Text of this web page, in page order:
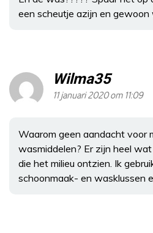
een scheutje azijn en
Wilma35
11 januari 2020 om 11:09
Waarom geen aandacht voor
wasmiddelen? Er zijn heel
die het milieu ontzien. Ik
schoonmaak- en wasklussen